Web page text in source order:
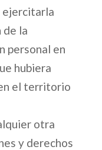
ejercitarla
de la
personal en
hubiera
el territorio
otra
y derechos